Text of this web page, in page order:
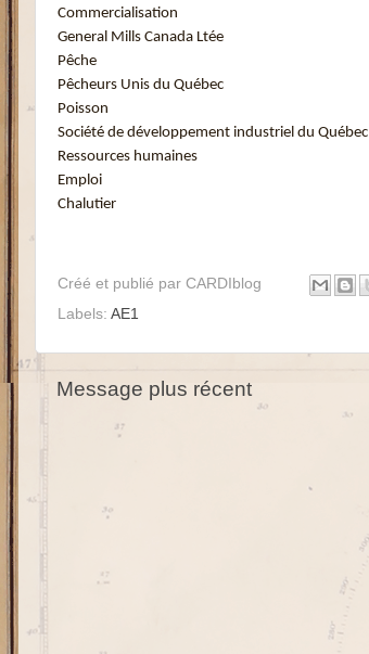
Commercialisation
General Mills Canada Ltée
Pêche
Pêcheurs Unis du Québec
Poisson
Société de développement industriel du Québec
Ressources humaines
Emploi
Chalutier
Créé et publié par CARDIblog
Labels: AE1
Message plus récent